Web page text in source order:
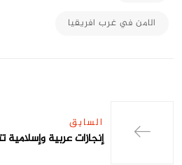
الامن في غرب افريقيا
السابق
إنجازات عربية وإسلامية